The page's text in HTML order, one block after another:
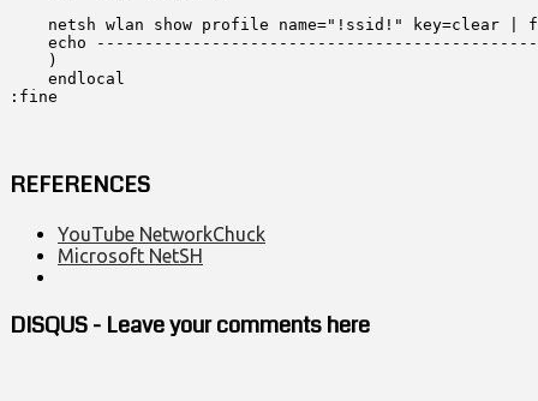
netsh wlan show profile name="!ssid!" key=clear |
echo
    )
    endlocal
:fine
REFERENCES
YouTube NetworkChuck
Microsoft NetSH
DISQUS - Leave your comments here